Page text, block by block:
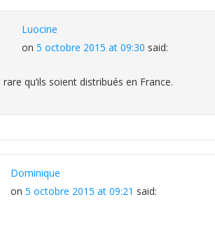
Luocine
on 5 octobre 2015 at 09:30 said:
qu’ils soient distribués en France.
Dominique
on 5 octobre 2015 at 09:21 said: